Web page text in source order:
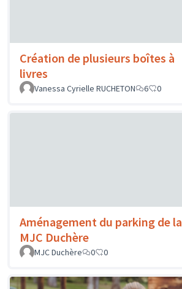
Création de plusieurs boîtes à
livres
Vanessa Cyrielle RUCHETON
6 0
Aménagement du parking de la
MJC Duchère
MJC Duchère
0 0